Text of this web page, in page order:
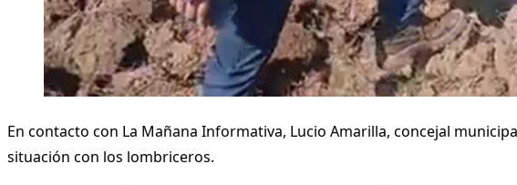
En contacto con La Mañana Informativa, Lucio Amarilla, concejal
situación con los lombriceros.